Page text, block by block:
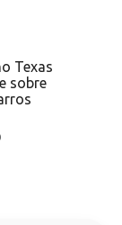
Texas
sobre